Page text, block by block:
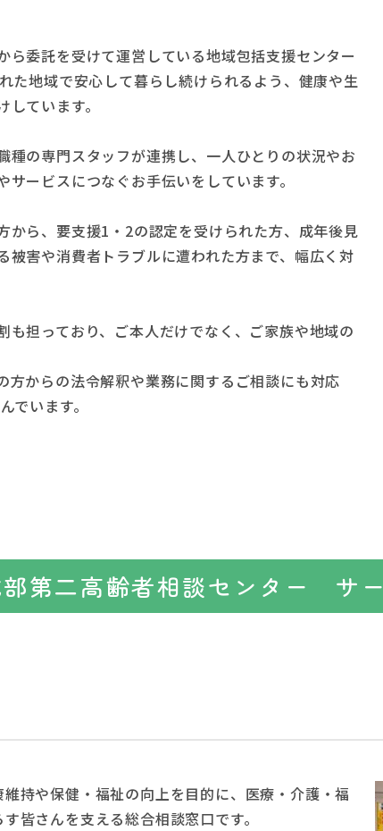
委託を受けて運営している地域包括支援センター
た地域で安心して暮らし続けられるよう、健康や生
ています。
の専門スタッフが連携し、一人ひとりの状況やお
ービスにつなぐお手伝いをしています。
ら、要支援1・2の認定を受けられた方、成年後見
害や消費者トラブルに遭われた方まで、幅広く対
担っており、ご本人だけでなく、ご家族や地域の
からの法令解釈や業務に関するご相談にも対応
でいます。
第二高齢者相談センター サ
持や保健・福祉の向上を目的に、医療・介護・福
皆さんを支える総合相談窓口です。